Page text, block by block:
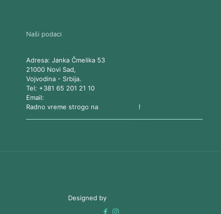
Naši podaci
Adresa: Janka Čmelika 53
21000 Novi Sad,
Vojvodina- Srbija.
Tel: +381 65 201 21 10
Email:
Radno vreme strogo na
!
Designed by